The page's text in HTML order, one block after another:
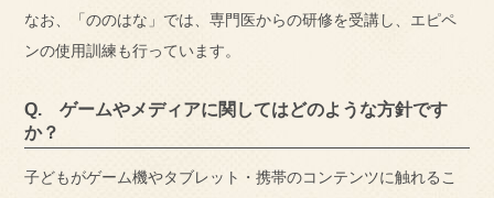
なお、「ののはな」では、専門医からの研修を受講し、エピペ
ンの使用訓練も行っています。
Q. ゲームやメディアに関してはどのような方針です
か？
子どもがゲーム機やタブレット・携帯のコンテンツに触れるこ